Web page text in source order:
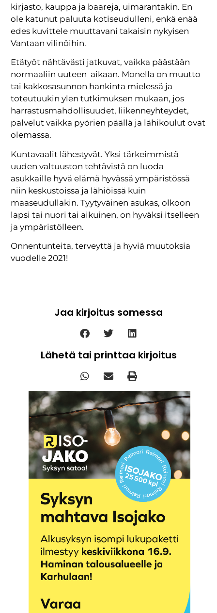
kirjasto, kauppa ja baareja, uimarantakin. En
ole katunut paluuta kotiseudulleni, enkä enää
edes kuvittele muuttavani takaisin nykyisen
Vantaan vilinöihin.
Etätyöt nähtävästi jatkuvat, vaikka päästään
normaaliin uuteen aikaan. Monella on muutto
tai kakkosasunnon hankinta mielessä ja
toteutuukin ylen tutkimuksen mukaan, jos
harrastusmahdollisuudet, liikenneyhteydet,
palvelut vaikka pyörien päällä ja lähikoulut ovat
olemassa.
Kuntavaalit lähestyvät. Yksi tärkeimmistä
uuden valtuuston tehtävistä on luoda
asukkaille hyvä elämä hyvässä ympäristössä
niin keskustoissa ja lähiöissä kuin
maaseudullakin. Tyytyväinen asukas, olkoon
lapsi tai nuori tai aikuinen, on hyväksi itselleen
ja ympäristölleen.
Onnentunteita, terveyttä ja hyviä muutoksia
vuodelle 2021!
Jaa kirjoitus somessa
Lähetä tai printtaa kirjoitus